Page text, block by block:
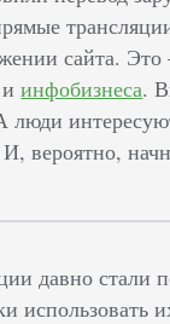
сайта.
иинфобизнеса.
люди
вероятно,
давно стали
использовать